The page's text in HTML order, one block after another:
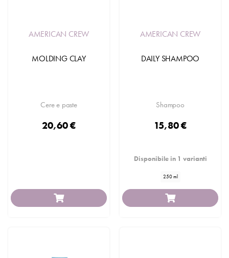
AMERICAN CREW
MOLDING CLAY
Cere e paste
20,60 €
AMERICAN CREW
DAILY SHAMPOO
Shampoo
15,80 €
Disponibile in 1 varianti
250 ml